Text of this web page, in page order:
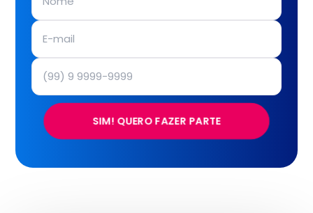
SIM! QUERO FAZER PARTE